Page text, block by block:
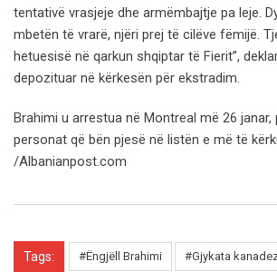
tentativë vrasjeje dhe armëmbajtje pa leje.
mbetën të vrarë, njëri prej të cilëve fëmijë.
hetuesisë në qarkun shqiptar të Fierit”,
depozituar në kërkesën për ekstradim.
Brahimi u arrestua në Montreal më 26
personat që bën pjesë në listën e më të
/Albanianpost.com
Tags: #Ëngjëll Brahimi #Gjykata